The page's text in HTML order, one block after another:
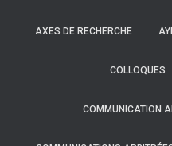
AXES DE RECHERCHE
COLLOQUES
COMMUNICATION